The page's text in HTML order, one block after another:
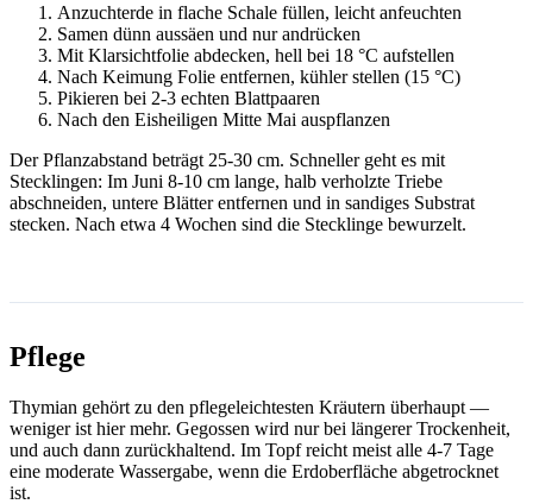
Anzuchterde in flache Schale füllen, leicht anfeuchten
Samen dünn aussäen und nur andrücken
Mit Klarsichtfolie abdecken, hell bei 18 °C aufstellen
Nach Keimung Folie entfernen, kühler stellen (15 °C)
Pikieren bei 2-3 echten Blattpaaren
Nach den Eisheiligen Mitte Mai auspflanzen
Der Pflanzabstand beträgt 25-30 cm. Schneller geht es mit
Stecklingen: Im Juni 8-10 cm lange, halb verholzte Triebe
abschneiden, untere Blätter entfernen und in sandiges Substrat
stecken. Nach etwa 4 Wochen sind die Stecklinge bewurzelt.
Pflege
Thymian gehört zu den pflegeleichtesten Kräutern überhaupt —
weniger ist hier mehr. Gegossen wird nur bei längerer Trockenheit,
und auch dann zurückhaltend. Im Topf reicht meist alle 4-7 Tage
eine moderate Wassergabe, wenn die Erdoberfläche abgetrocknet
ist.